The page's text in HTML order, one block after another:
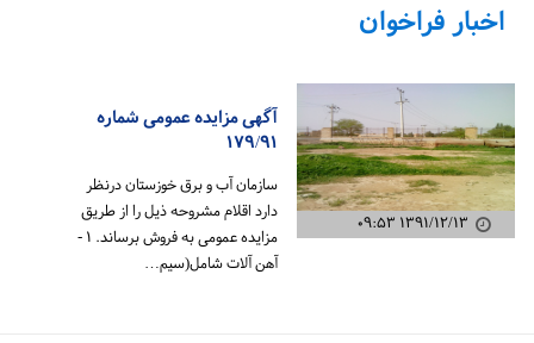
اخبار فراخوان
۱۳۹۱/۱۲/۱۳ ۰۹:۵۳
آگهی مزایده عمومی شماره
۱۷۹/۹۱
سازمان آب و برق خوزستان درنظر
دارد اقلام مشروحه ذیل را از طریق
مزایده عمومی به فروش برساند. ۱ -
آهن آلات شامل(سیم…